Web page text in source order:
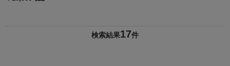
検索結果17件